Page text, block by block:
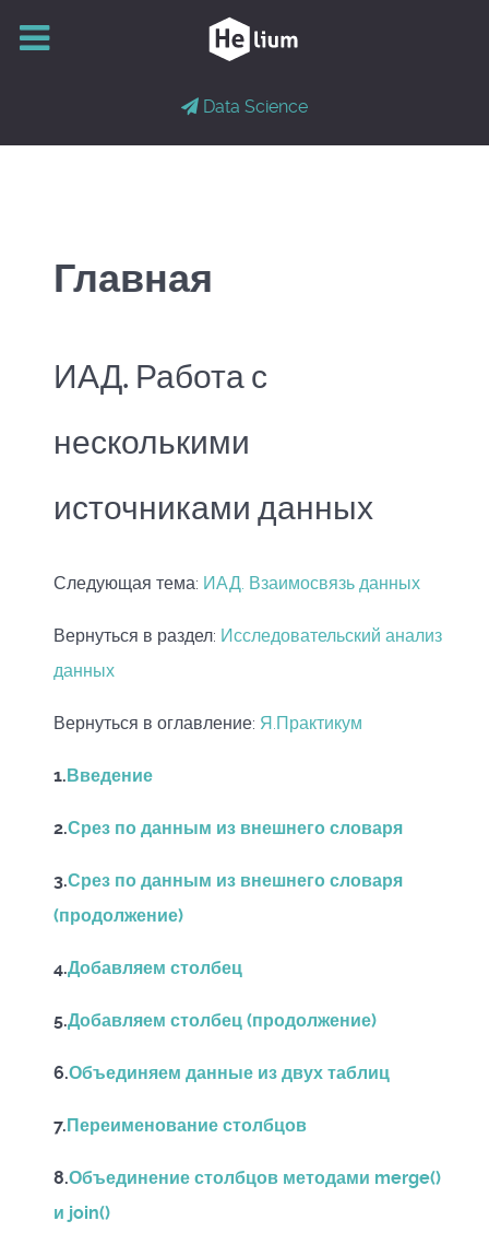
Data Science
Главная
ИАД. Работа с
несколькими
источниками данных
Следующая тема: ИАД. Взаимосвязь данных
Вернуться в раздел: Исследовательский анализ
данных
Вернуться в оглавление: Я.Практикум
1.Введение
2.Срез по данным из внешнего словаря
3.Срез по данным из внешнего словаря
(продолжение)
4.Добавляем столбец
5.Добавляем столбец (продолжение)
6.Объединяем данные из двух таблиц
7.Переименование столбцов
8.Объединение столбцов методами merge()
и join()